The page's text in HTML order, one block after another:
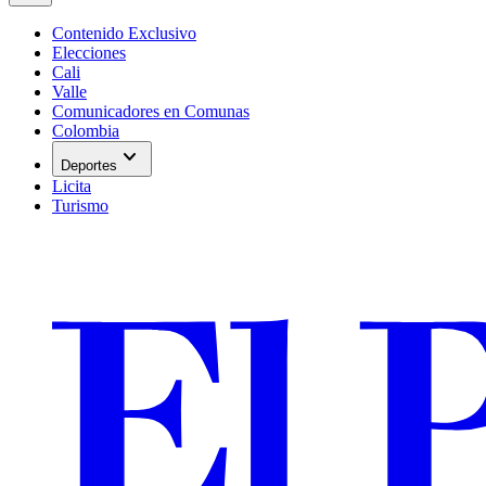
Contenido Exclusivo
Elecciones
Cali
Valle
Comunicadores en Comunas
Colombia
Deportes expand_more
Licita
Turismo